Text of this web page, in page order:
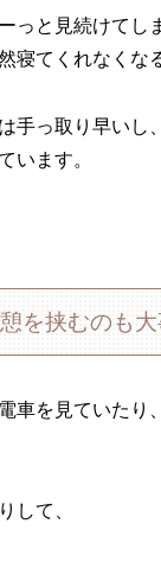
っと見続けてし
寝てくれなくな
手っ取り早いし
います。
を挟むのも
車を見ていたり
して、